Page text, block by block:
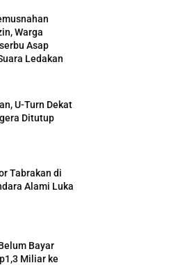
Warga
Asap
Ledakan
U-Turn Dekat
Ditutup
Tabrakan di
Alami Luka
Bayar
Miliar ke